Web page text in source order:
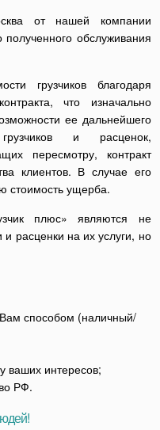
от нашей компании
обслуживания
грузчиков благодаря
что изначально
ее дальнейшего
и расценок,
пересмотру, контракт
клиентов. В случае его
стоимость ущерба.
плюс» являются не
расценки на их услуги, но
способом (наличный/
ваших интересов;
РФ.